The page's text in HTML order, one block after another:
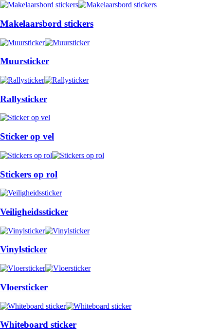
Makelaarsbord stickers
Muursticker
Rallysticker
Sticker op vel
Stickers op rol
Veiligheidssticker
Vinylsticker
Vloersticker
Whiteboard sticker